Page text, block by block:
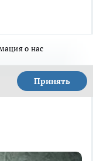
о нас
Принять